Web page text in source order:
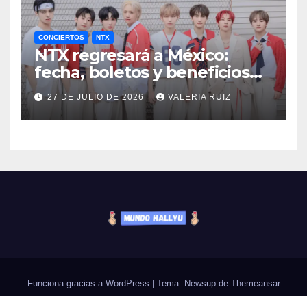
CONCIERTOS NTX
NTX regresará a México:
fecha, boletos y beneficios
VIP
27 DE JULIO DE 2026 VALERIA RUIZ
Funciona gracias a WordPress Tema: Newsup de Themeansar